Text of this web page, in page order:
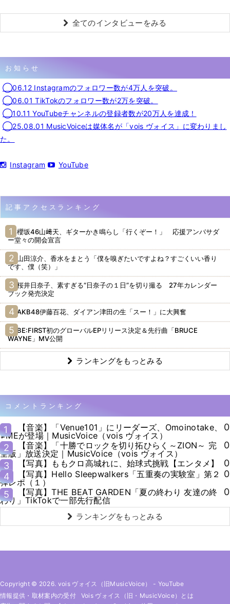
全てのインタビューをみる
お知らせ
◯06.12 Instagramのフォロワー数が4万人を突破。
◯06.01 TikTokのフォロワー数が2万を突破。
◯10.11 YouTubeチャンネルの登録者数が20万人を達成！
◯25.08.01 MusicVoiceは媒体名が「vois ヴォイス」に変わりまし
た。
Instagram YouTube
記事アクセスランキング
櫻坂46山﨑天、ギターかき鳴らし「行くぞー！」 応援アンバサダ
ー堂々の開会宣言
山田涼介、香水をまとう「僕を嗅ぎたいですよね？すごくいい香り
です、僕（笑）」
桜井日奈子、素すぎる“日奈子の１日”を切り撮る 27年カレンダー
ブック発売決定
AKB48伊藤百花、ダイアン津田の生「スー！」に大興奮
BE:FIRST初のグローバルEPリリース決定＆先行曲「BRUCE
WAYNE」MV公開
ランキングをもっとみる
コメントランキング
1
【音楽】「Venue101」にリーダーズ、Omoinotake、
≠MEが登場｜MusicVoice（vois ヴォイス）
0
2
【音楽】「十勝でロックを切り拓ひらく～ZION～ 完
全版」放送決定｜MusicVoice（vois ヴォイス）
0
3
【写真】ももクロ高城れに、始球式挑戦【エンタメ】
0
4
【写真】Hello Sleepwalkers「五重奏の実験室」第２
弾レポ（１）
0
5
【写真】THE BEAT GARDEN「夏の終わり 友達の終
わり」TikTokで一部先行配信
0
ランキングをもっとみる
Copyright © 2026. vois ヴォイス（旧MusicVoice） - YouTube
情報提供・取材案内の受付
Vois ヴォイス（旧・MusicVoice）とは